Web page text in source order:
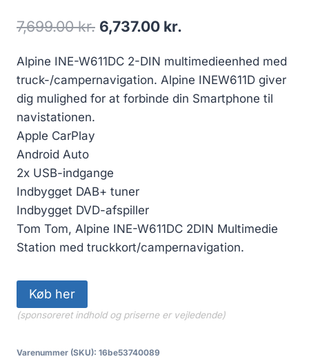
7,699.00kr. Den
pris
var:
6,737.00 kr.
pris
er:
Alpine INE-W611DC 2-DIN multimedieenhed med
truck-/campernavigation. Alpine INEW611D giver
dig mulighed for at forbinde din Smartphone til
navistationen.
Apple CarPlay
Android Auto
2x USB-indgange
Indbygget DAB+ tuner
Indbygget DVD-afspiller
Tom Tom, Alpine INE-W611DC 2DIN Multimedie
Station med truckkort/campernavigation.
Køb her
(sponsoreret indhold og priserne er vejledende)
Varenummer (SKU): 16be53740089